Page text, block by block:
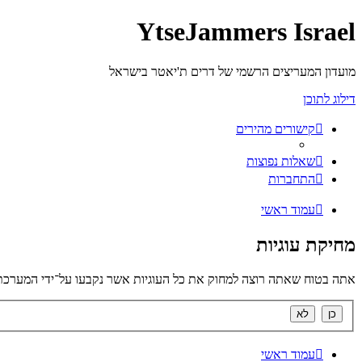
YtseJammers Israel
מועדון המעריצים הרשמי של דרים ת'יאטר בישראל
דילוג לתוכן
קישורים מהירים
שאלות נפוצות
התחברות
עמוד ראשי
מחיקת עוגיות
אתה בטוח שאתה רוצה למחוק את כל העוגיות אשר נקבעו על־ידי
עמוד ראשי